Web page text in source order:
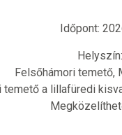
Időpont:
Felsőhámori temető,
temető a lillafüredi